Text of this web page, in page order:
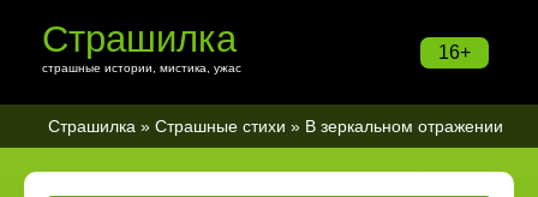
16+
Страшилка
страшные истории, мистика, ужас
Страшилка » Страшные стихи » В зеркальном отражении